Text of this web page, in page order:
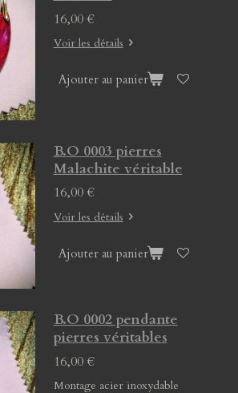
16,00 €
Voir les détails
Ajouter au panier
B.O 0003 pierres
Malachite véritable
16,00 €
Voir les détails
Ajouter au panier
B.O 0002 pendante
pierres véritables
16,00 €
Montage acier inoxydable